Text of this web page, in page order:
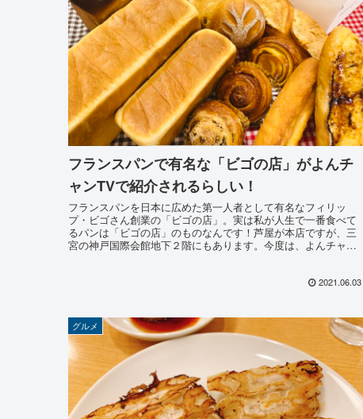
フランスパンで有名な「ビゴの店」がよんチ
ャンTVで紹介されるらしい！
フランスパンを日本に広めた第一人者として有名なフィリッ
プ・ビゴさん創業の「ビゴの店」。実は私が人生で一番食べて
るパンは「ビゴの店」のものなんです！芦屋が本店ですが、三
宮の神戸国際会館地下２階にもあります。今度は、よんチャン
2021.06.03
グルメ